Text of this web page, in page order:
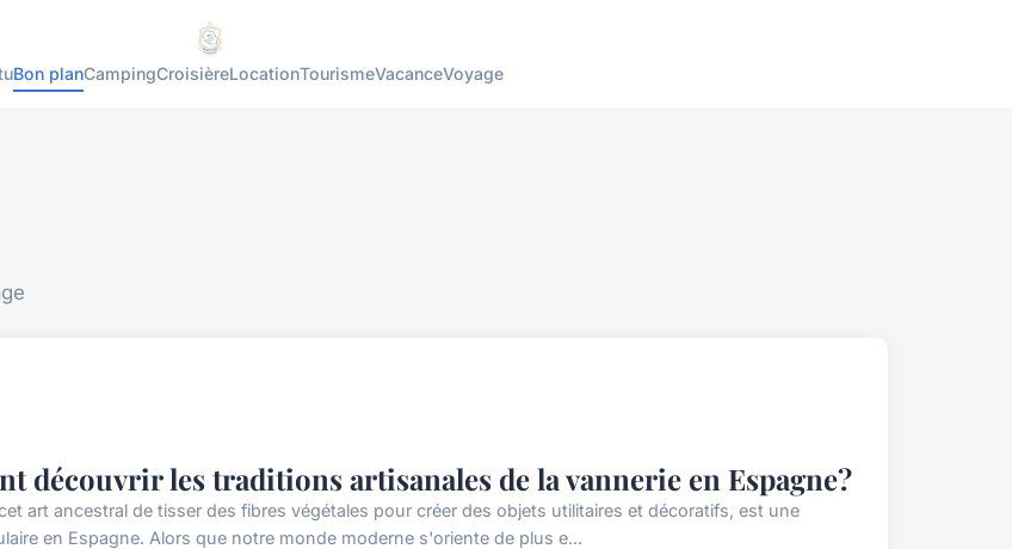
Bon planCampingCroisièreLocationTourismeVacanceVoyage
découvrir les traditions artisanales de la vannerie en Espagne?
art ancestral de tisser des fibres végétales pour créer des objets utilitaires et décoratifs, est une
en Espagne. Alors que notre monde moderne s'oriente de plus e...